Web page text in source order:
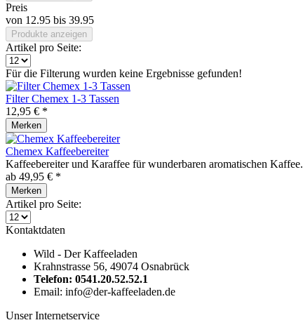
Preis
von 12.95 bis 39.95
Produkte anzeigen
Artikel pro Seite:
Für die Filterung wurden keine Ergebnisse gefunden!
Filter Chemex 1-3 Tassen
12,95 € *
Merken
Chemex Kaffeebereiter
Kaffeebereiter und Karaffee für wunderbaren aromatischen Kaffee.
ab 49,95 € *
Merken
Artikel pro Seite:
Kontaktdaten
Wild - Der Kaffeeladen
Krahnstrasse 56, 49074 Osnabrück
Telefon: 0541.20.52.52.1
Email: info@der-kaffeeladen.de
Unser Internetservice